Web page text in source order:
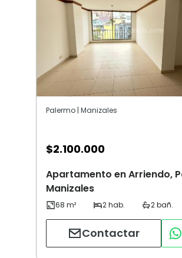
Palermo | Manizales
$2.100.000
Apartamento en Arriendo,
Manizales
Contactar